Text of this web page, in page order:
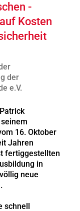
-
Kosten
der
e.V.
16. Oktober
Jahren
fertiggestellten
in
neue
schnell